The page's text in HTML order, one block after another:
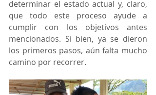
determinar el estado actual y, claro,
que todo este proceso ayude a
cumplir con los objetivos antes
mencionados. Si bien, ya se dieron
los primeros pasos, aún falta mucho
camino por recorrer.